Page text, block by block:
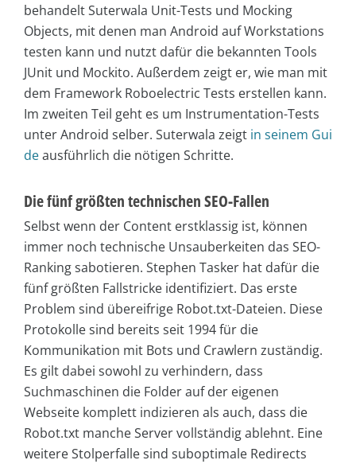
behandelt Suterwala Unit-Tests und Mocking
Objects, mit denen man Android auf Workstations
testen kann und nutzt dafür die bekannten Tools
JUnit und Mockito. Außerdem zeigt er, wie man mit
dem Framework Roboelectric Tests erstellen kann.
Im zweiten Teil geht es um Instrumentation-Tests
unter Android selber. Suterwala zeigt in seinem Gui
deausführlich die nötigen Schritte.
Die fünf größten technischen SEO-Fallen
Selbst wenn der Content erstklassig ist, können
immer noch technische Unsauberkeiten das SEO-
Ranking sabotieren. Stephen Tasker hat dafür die
fünf größten Fallstricke identifiziert. Das erste
Problem sind übereifrige Robot.txt-Dateien. Diese
Protokolle sind bereits seit 1994 für die
Kommunikation mit Bots und Crawlern zuständig.
Es gilt dabei sowohl zu verhindern, dass
Suchmaschinen die Folder auf der eigenen
Webseite komplett indizieren als auch, dass die
Robot.txt manche Server vollständig ablehnt. Eine
weitere Stolperfalle sind suboptimale Redirects